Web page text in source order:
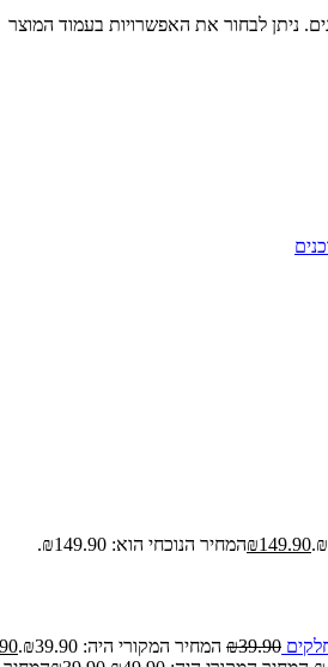
ניתן לבחור את האפשרויות בעמוד המוצר
₪149.90 המחיר הנוכחי הוא: ₪149.90.
₪39.90 המחיר המקורי היה: ₪39.90.